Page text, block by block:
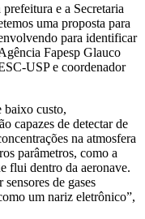
e a Secretaria
uma proposta para
para identificar
Fapesp Glauco
USP e coordenador
baixo custo,
capazes de detectar de
na atmosfera
parâmetros, como a
flui dentro da aeronave.
de gases
um nariz eletrônico”,